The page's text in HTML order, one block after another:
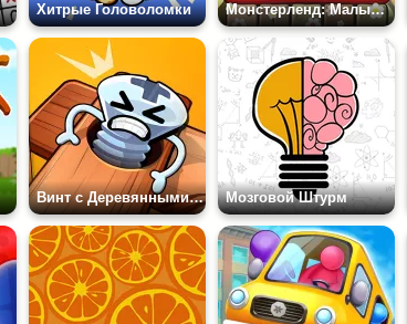
Хитрые Головоломки Монстерленд: Малыш Против Старшего
Винт с Деревянными Болтами и Гайками: Головоломка с Булавками Мозговой Штурм